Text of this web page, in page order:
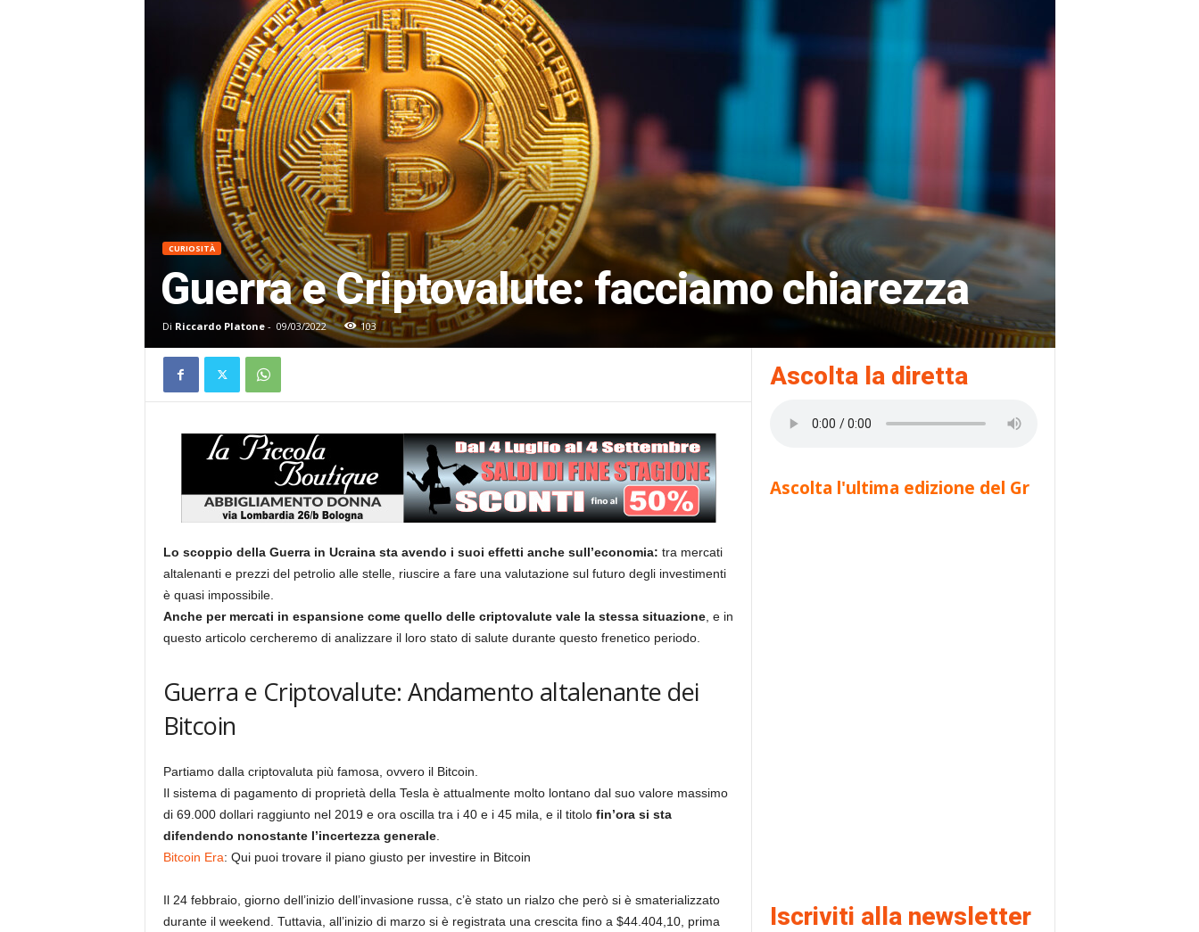
CURIOSITÀ
Guerra e Criptovalute: facciamo chiarezza
Di Riccardo Platone- 09/03/2022 103
Lo scoppio della Guerra in Ucraina sta avendo i suoi effetti anche sull’economia: tra mercati
altalenanti e prezzi del petrolio alle stelle, riuscire a fare una valutazione sul futuro degli investimenti
è quasi impossibile.
Anche per mercati in espansione come quello delle criptovalute vale la stessa situazione, e in
questo articolo cercheremo di analizzare il loro stato di salute durante questo frenetico periodo.
Guerra e Criptovalute: Andamento altalenante dei
Bitcoin
Partiamo dalla criptovaluta più famosa, ovvero il Bitcoin.
Il sistema di pagamento di proprietà della Tesla è attualmente molto lontano dal suo valore massimo
di 69.000 dollari raggiunto nel 2019 e ora oscilla tra i 40 e i 45 mila, e il titolo fin’ora si sta
difendendo nonostante l’incertezza generale.
Bitcoin Era: Qui puoi trovare il piano giusto per investire in Bitcoin
Il 24 febbraio, giorno dell’inizio dell’invasione russa, c’è stato un rialzo che però si è smaterializzato
durante il weekend. Tuttavia, all’inizio di marzo si è registrata una crescita fino a $44.404,10, prima
Ascolta la diretta
Ascolta l'ultima edizione del Gr
Iscriviti alla newsletter